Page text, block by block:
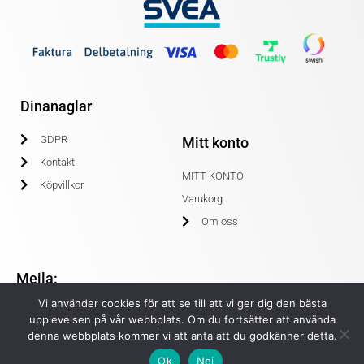
Dinanaglar
GDPR
Kontakt
Köpvillkor
Mitt konto
MITT KONTO
Varukorg
Om oss
Mejla:
info@dinanaglar.se
© COPYRIGHT 2020 DINANAGLAR.SE
Vi använder cookies för att se till att vi ger dig den bästa
upplevelsen på vår webbplats. Om du fortsätter att använda
denna webbplats kommer vi att anta att du godkänner detta.
Ok
Nej